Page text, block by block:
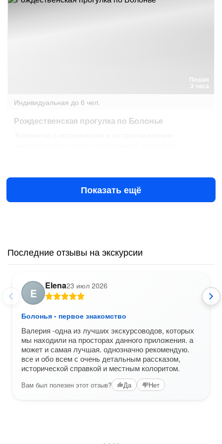
Пешая
3 часа
Индивидуальная до 6 чел.
Рождественская прогулка по Болонье
€174за всё до 6 чел.
Показать ещё
Последние отзывы на экскурсии
E
Elena23 июл 2026
Болонья - первое знакомство
Валерия -одна из лучших экскурсоводов, которых
мы находили на просторах данного приложения. а
может и самая лучшая. однозначно рекомендую.
все и обо всем с очень детальным рассказом,
исторической справкой и местным колоритом.
Вам был полезен этот отзыв? Да Нет